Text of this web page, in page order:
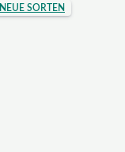
NEUE SORTEN